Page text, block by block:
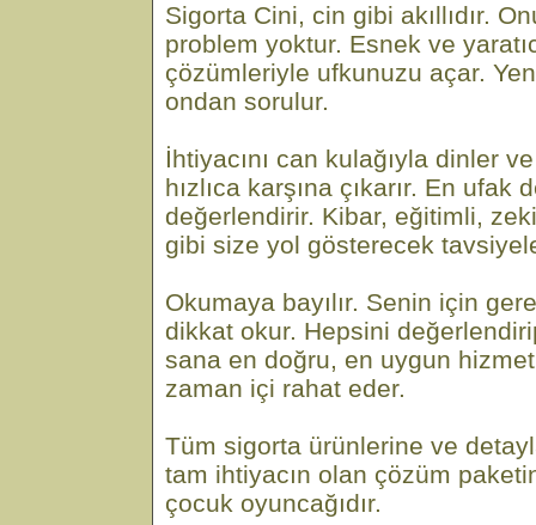
Sigorta Cini, cin gibi akıllıdır.
problem yoktur. Esnek ve
çözümleriyle ufkunuzu açar.
ondan sorulur.
İhtiyacını can kulağıyla dinler
hızlıca karşına çıkarır. En ufak
değerlendirir. Kibar, eğitimli,
gibi size yol gösterecek
Okumaya bayılır. Senin için
dikkat okur. Hepsini
sana en doğru, en uygun
zaman içi rahat eder.
Tüm sigorta ürünlerine ve
tam ihtiyacın olan çözüm
çocuk oyuncağıdır.